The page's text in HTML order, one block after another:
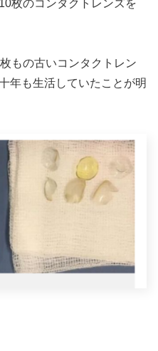
枚のコンタクトレンズを
もの古いコンタクトレン
年も生活していたことが明